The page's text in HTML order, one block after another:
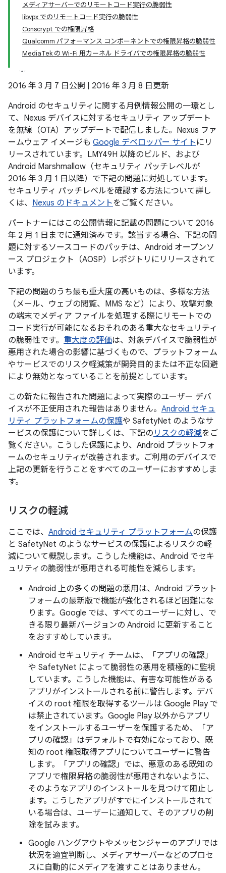
メディアサーバーでのリモートコード実行の脆弱性
libvpx でのリモートコード実行の脆弱性
Conscrypt での権限昇格
Qualcomm パフォーマンス コンポーネントでの権限昇格の脆弱性
MediaTek の Wi-Fi 用カーネル ドライバでの権限昇格の脆弱性
2016 年 3 月 7 日公開 | 2016 年 3 月 8 日更新
Android のセキュリティに関する月例情報公開の一環とし
て、Nexus デバイスに対するセキュリティ アップデート
を無線（OTA）アップデートで配信しました。Nexus ファ
ームウェア イメージも Google デベロッパー サイト にリ
リースされています。LMY49H 以降のビルド、および
Android Marshmallow（セキュリティ パッチレベルが
2016 年 3 月 1 日以降）で下記の問題に対処しています。
セキュリティ パッチレベルを確認する方法について詳し
くは、 Nexus のドキュメントをご覧ください。
パートナーにはこの公開情報に記載の問題について 2016
年 2 月 1 日までに通知済みです。該当する場合、下記の問
題に対するソースコードのパッチは、Android オープンソ
ース プロジェクト（AOSP）レポジトリにリリースされて
います。
下記の問題のうち最も重大度の高いものは、多様な方法
（メール、ウェブの閲覧、MMS など）により、攻撃対象
の端末でメディア ファイルを処理する際にリモートでの
コード実行が可能になるおそれのある重大なセキュリティ
の脆弱性です。 重大度の評価は、対象デバイスで脆弱性が
悪用された場合の影響に基づくもので、プラットフォーム
やサービスでのリスク軽減策が開発目的または不正な回避
により無効となっていることを前提としています。
この新たに報告された問題によって実際のユーザー デバ
イスが不正使用された報告はありません。 Android セキュ
リティ プラットフォームの保護や SafetyNet のようなサ
ービスの保護について詳しくは、下記の リスクの軽減をご
覧ください。こうした保護により、Android プラットフォ
ームのセキュリティが改善されます。ご利用のデバイスで
上記の更新を行うことをすべてのユーザーにおすすめしま
す。
リスクの軽減
ここでは、 Android セキュリティ プラットフォームの保護
と SafetyNet のようなサービスの保護によるリスクの軽
減について概説します。こうした機能は、Android でセキ
ュリティの脆弱性が悪用される可能性を減らします。
Android 上の多くの問題の悪用は、Android プラット
フォームの最新版で機能が強化されるほど困難にな
ります。Google では、すべてのユーザーに対し、で
きる限り最新バージョンの Android に更新すること
をおすすめしています。
Android セキュリティ チームは、「アプリの確認」
や SafetyNet によって脆弱性の悪用を積極的に監視
しています。こうした機能は、有害な可能性がある
アプリがインストールされる前に警告します。デバ
イスの root 権限を取得するツールは Google Play で
は禁止されています。Google Play 以外からアプリ
をインストールするユーザーを保護するため、「ア
プリの確認」はデフォルトで有効になっており、既
知の root 権限取得アプリについてユーザーに警告
します。「アプリの確認」では、悪意のある既知の
アプリで権限昇格の脆弱性が悪用されないように、
そのようなアプリのインストールを見つけて阻止し
ます。こうしたアプリがすでにインストールされて
いる場合は、ユーザーに通知して、そのアプリの削
除を試みます。
Google ハングアウトやメッセンジャーのアプリでは
状況を適宜判断し、メディアサーバーなどのプロセ
スに自動的にメディアを渡すことはありません。